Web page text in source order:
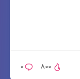
0 800